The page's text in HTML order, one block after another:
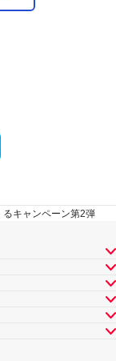
き、それらが重
株式会社が
用条件を満たす
計66.5％を超え
支払いに適用さ
更予定です。
なく変更する場
する場合があり
お支払いされた
キャンペーン第2弾